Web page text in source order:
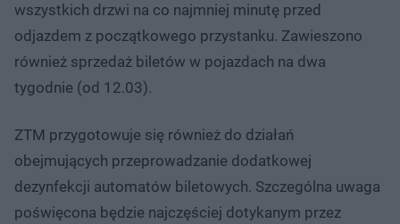
wszystkich drzwi na co najmniej minutę przed
odjazdem z początkowego przystanku. Zawieszono
również sprzedaż biletów w pojazdach na dwa
tygodnie (od 12.03).
ZTM przygotowuje się również do działań
obejmujących przeprowadzanie dodatkowej
dezynfekcji automatów biletowych. Szczególna uwaga
poświęcona będzie najczęściej dotykanym przez